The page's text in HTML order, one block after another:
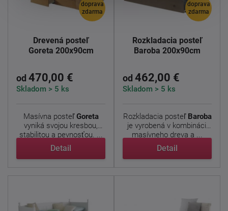
doprava
zdarma
Drevená posteľ
Goreta 200x90cm
od 470,00 €
Skladom > 5 ks
Masívna posteľGoreta
vyniká svojou kresbou,
stabilitou a pevnosťou. ...
Detail
doprava
zdarma
Rozkladacia posteľ
Baroba 200x90cm
od 462,00 €
Skladom > 5 ks
Rozkladacia posteľ Baroba
je vyrobená v kombinácii
masívneho dreva a ...
Detail